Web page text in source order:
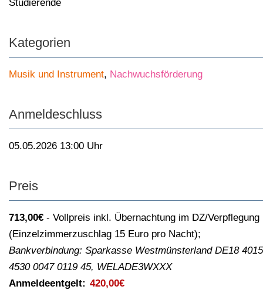
Studierende
Kategorien
Musik und Instrument, Nachwuchsförderung
Anmeldeschluss
05.05.2026 13:00 Uhr
Preis
713,00€
Vollpreis inkl. Übernachtung im DZ/Verpflegung
(Einzelzimmerzuschlag 15 Euro pro Nacht);
Bankverbindung: Sparkasse Westmünsterland DE18 4015
4530 0047 0119 45, WELADE3WXXX
Anmeldeentgelt: 420,00€